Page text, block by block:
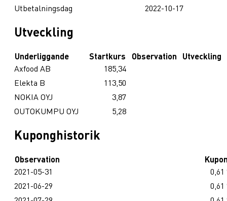
Utbetalningsdag
2022-10-17
Utveckling
Underliggande Startkurs Observation
Utveckling
Axfood AB
185,34
Elekta B
113,50
NOKIA OYJ
3,87
OUTOKUMPU OYJ
5,28
Kuponghistorik
Observation
2021-05-31
0,61
2021-06-29
0,61